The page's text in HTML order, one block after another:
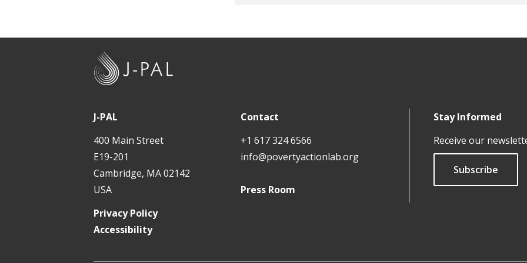
J-PAL
400 Main Street
E19-201
Cambridge, MA 02142
USA
Contact
+1 617 324 6566
info@povertyactionlab.org
Press Room
Stay Informed
Receive our
Subscribe
Privacy Policy
Accessibility